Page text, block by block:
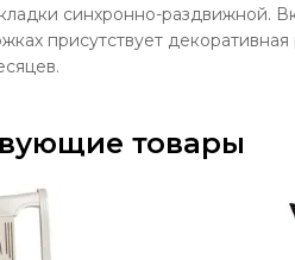
синхронно-раздвижной.
присутствует декоративная
товары